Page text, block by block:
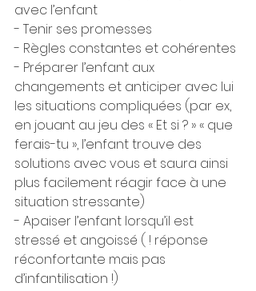
avec l’enfant
- Tenir ses promesses
- Règles constantes et cohérentes
- Préparer l’enfant aux
changements et anticiper avec lui
les situations compliquées (par ex,
en jouant au jeu des « Et si ? » « que
ferais-tu », l’enfant trouve des
solutions avec vous et saura ainsi
plus facilement réagir face à une
situation stressante)
- Apaiser l’enfant lorsqu’il est
stressé et angoissé ( ! réponse
réconfortante mais pas
d’infantilisation !)